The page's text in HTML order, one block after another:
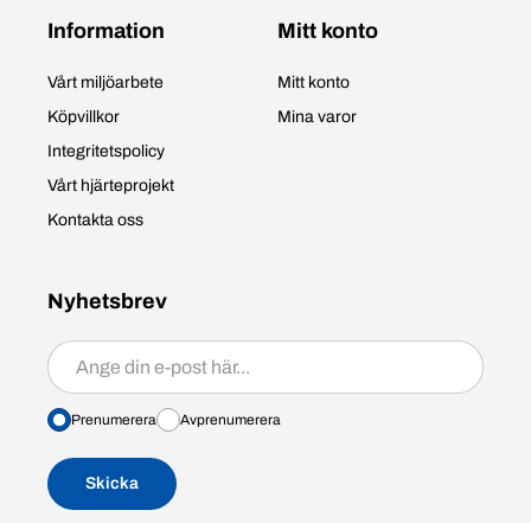
Information
Vårt miljöarbete
Köpvillkor
Integritetspolicy
Vårt hjärteprojekt
Kontakta oss
Mitt konto
Mitt konto
Mina varor
Nyhetsbrev
Prenumerera/avprenumerera
Prenumerera Avprenumerera
Skicka